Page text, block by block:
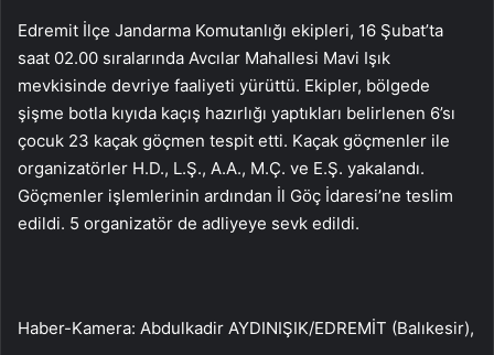
Edremit İlçe Jandarma Komutanlığı ekipleri, 16 Şubat’ta
saat 02.00 sıralarında Avcılar Mahallesi Mavi Işık
mevkisinde devriye faaliyeti yürüttü. Ekipler, bölgede
şişme botla kıyıda kaçış hazırlığı yaptıkları belirlenen 6’sı
çocuk 23 kaçak göçmen tespit etti. Kaçak göçmenler ile
organizatörler H.D., L.Ş., A.A., M.Ç. ve E.Ş. yakalandı.
Göçmenler işlemlerinin ardından İl Göç İdaresi’ne teslim
edildi. 5 organizatör de adliyeye sevk edildi.
Haber-Kamera: Abdulkadir AYDINIŞIK/EDREMİT (Balıkesir),